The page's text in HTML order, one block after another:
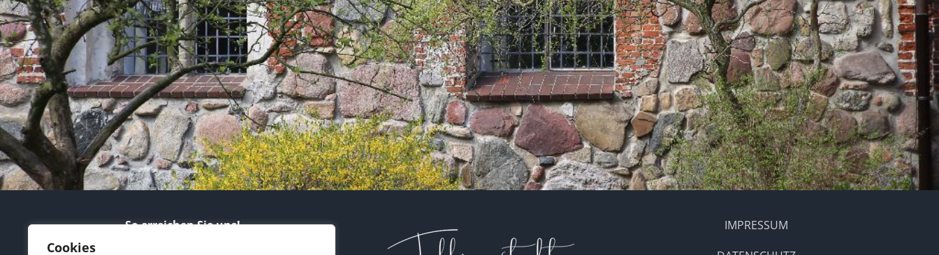
Cookies
So erreichen Sie uns!
IMPRESSUM